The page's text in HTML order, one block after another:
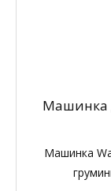
Машинка
Машинка